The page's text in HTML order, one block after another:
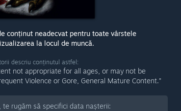
conținut neadecvat pentru toate vârstele
la locul de muncă.
descriu conținutul astfel:
not appropriate for all ages, or may not be
Violence or Gore, General Mature Content.”
te rugăm să specifici data nașterii: